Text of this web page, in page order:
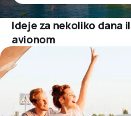
Ideje za nekoliko dana
avionom